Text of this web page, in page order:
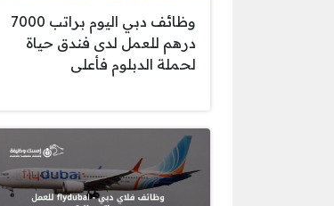
وظائف دبي اليوم براتب 7000
درهم للعمل لدى فندق حياة
لحملة الدبلوم فأعلى